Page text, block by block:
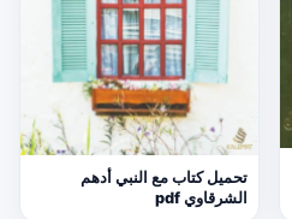
تحميل كتاب مع النبي أدهم
الشرقاوي pdf